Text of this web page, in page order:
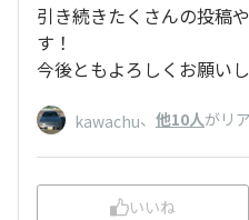
引き続きたくさんの投稿
す！
今後ともよろしくお願い
kawachu、 他10人がリ
いいね